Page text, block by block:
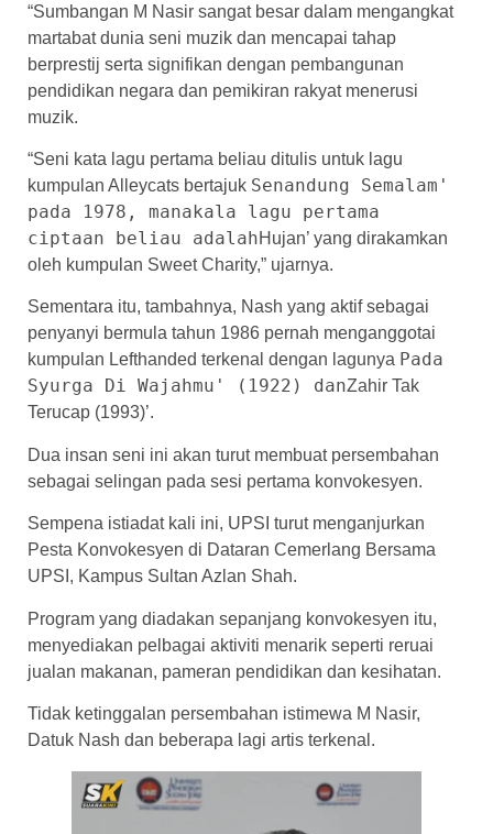
“Sumbangan M Nasir sangat besar dalam mengangkat
martabat dunia seni muzik dan mencapai tahap
berprestij serta signifikan dengan pembangunan
pendidikan negara dan pemikiran rakyat menerusi
muzik.
“Seni kata lagu pertama beliau ditulis untuk lagu
kumpulan Alleycats bertajuk Senandung Semalam'
pada 1978, manakala lagu pertama
ciptaan beliau adalahHujan’ yang dirakamkan
oleh kumpulan Sweet Charity,” ujarnya.
Sementara itu, tambahnya, Nash yang aktif sebagai
penyanyi bermula tahun 1986 pernah menganggotai
kumpulan Lefthanded terkenal dengan lagunya Pada
Syurga Di Wajahmu' (1922) danZahir Tak
Terucap (1993)’.
Dua insan seni ini akan turut membuat persembahan
sebagai selingan pada sesi pertama konvokesyen.
Sempena istiadat kali ini, UPSI turut menganjurkan
Pesta Konvokesyen di Dataran Cemerlang Bersama
UPSI, Kampus Sultan Azlan Shah.
Program yang diadakan sepanjang konvokesyen itu,
menyediakan pelbagai aktiviti menarik seperti reruai
jualan makanan, pameran pendidikan dan kesihatan.
Tidak ketinggalan persembahan istimewa M Nasir,
Datuk Nash dan beberapa lagi artis terkenal.